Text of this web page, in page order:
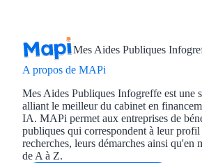
Mes Aides Publiques
A propos de MAPi
Mes Aides Publiques Infogreffe est une
alliant le meilleur du cabinet en
IA. MAPi permet aux entreprises de
publiques qui correspondent à leur
recherches, leurs démarches ainsi qu'en
de A à Z.